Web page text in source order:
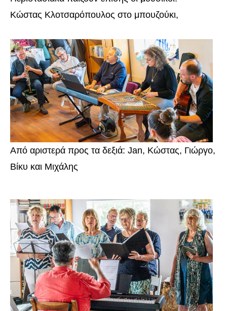
Κώστας Κλοτσαρόπουλος στο μπουζούκι,
Από αριστερά προς τα δεξιά: Jan, Κώστας, Γιώργο,
Βίκυ και Μιχάλης